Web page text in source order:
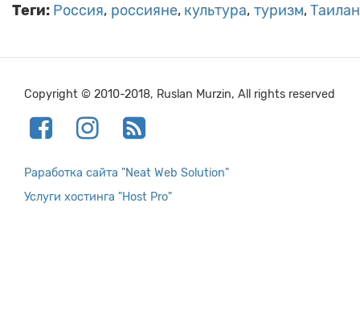
Теги: Россия россияне культура туризм
Copyright © 2010-2018, Ruslan Murzin, All rights reserved
Раработка сайта "Neat Web Solution"
Услуги хостинга "Host Pro"